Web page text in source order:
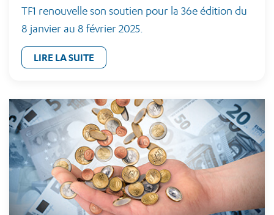
TF1 renouvelle son soutien pour la 36e édition du
8 janvier au 8 février 2025.
LIRE LA SUITE